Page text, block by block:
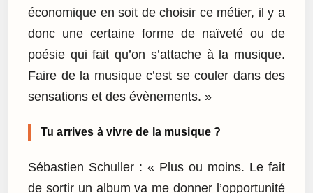
économique en soit de choisir ce métier, il y a
donc une certaine forme de naïveté ou de
poésie qui fait qu’on s’attache à la musique.
Faire de la musique c’est se couler dans des
sensations et des évènements. »
Tu arrives à vivre de la musique ?
Sébastien Schuller : « Plus ou moins. Le fait
de sortir un album va me donner l’opportunité